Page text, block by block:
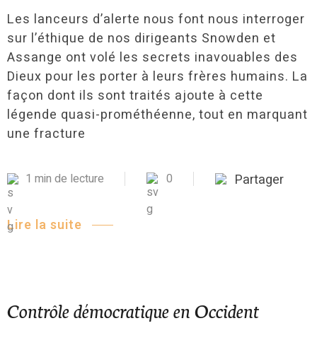
Les lanceurs d’alerte nous font nous interroger
sur l’éthique de nos dirigeants Snowden et
Assange ont volé les secrets inavouables des
Dieux pour les porter à leurs frères humains. La
façon dont ils sont traités ajoute à cette
légende quasi-prométhéenne, tout en marquant
une fracture
1 min de lecture 0 Partager
Lire la suite
Contrôle démocratique en Occident